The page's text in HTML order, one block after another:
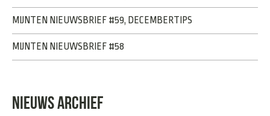
MIJNTEN NIEUWSBRIEF #59, DECEMBERTIPS
MIJNTEN NIEUWSBRIEF #58
NIEUWS ARCHIEF